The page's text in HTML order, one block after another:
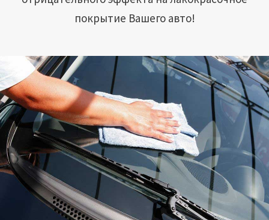
покрытие Вашего авто!